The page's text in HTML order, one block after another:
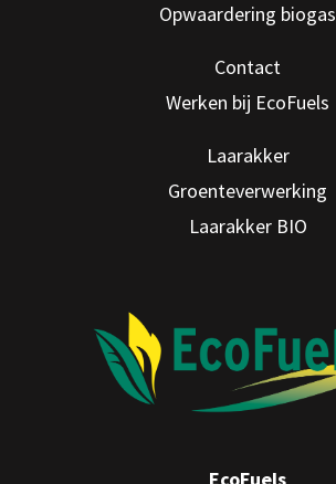
Opwaardering biogas
Contact
Werken bij EcoFuels
Laarakker
Groenteverwerking
Laarakker BIO